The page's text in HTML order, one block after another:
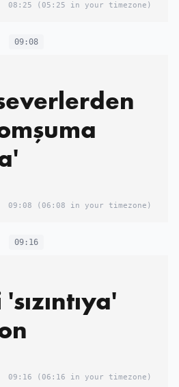
08:25 (05:25 in your timezone)
09:08
09:08 (06:08 in your timezone)
09:16
09:16 (06:16 in your timezone)